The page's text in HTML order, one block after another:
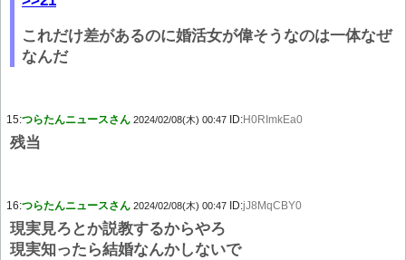
これだけ差があるのに婚活女が偉そうなのは一体なぜ
なんだ
15:つらたんニュースさん 2024/02/08(木) 00:47 ID:H0RImkEa0
残当
16:つらたんニュースさん 2024/02/08(木) 00:47 ID:jJ8MqCBY0
現実見ろとか説教するからやろ
現実知ったら結婚なんかしないで